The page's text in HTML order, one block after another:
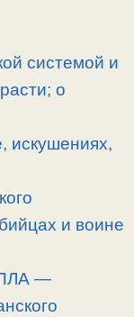
системой и
о
искушениях,
и воине
—